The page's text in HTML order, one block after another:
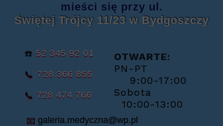
📧 galeria.medyczna@wp.pl
☎️ 52 345 92 01
📞 728 366 855
📞 728 474 766
OTWARTE:
PN-PT
9:00-17:00
Sobota
10:00-13:00
mieści się przy ul.
Świętej Trójcy 11/23 w Bydgoszczy